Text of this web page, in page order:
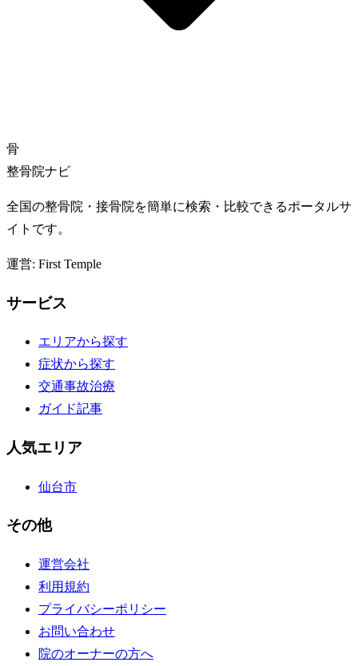
骨
整骨院ナビ
全国の整骨院・接骨院を簡単に検索・比較できるポータルサ
イトです。
運営: First Temple
サービス
エリアから探す
症状から探す
交通事故治療
ガイド記事
人気エリア
仙台市
その他
運営会社
利用規約
プライバシーポリシー
お問い合わせ
院のオーナーの方へ